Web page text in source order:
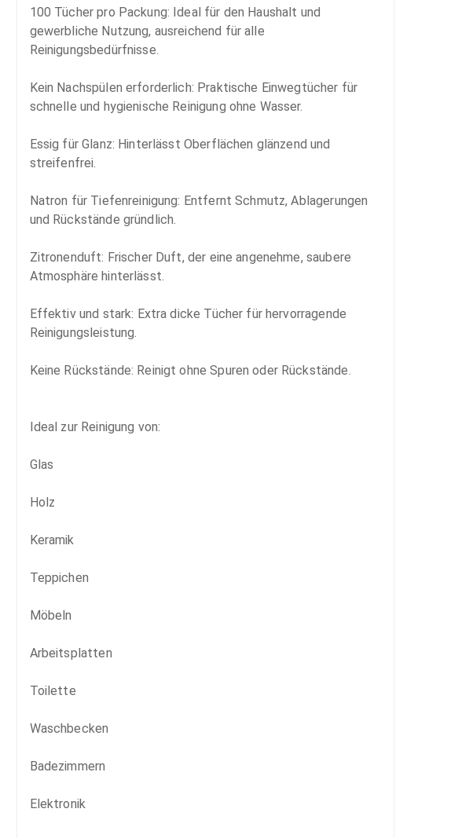
100 Tücher pro Packung: Ideal für den Haushalt und
gewerbliche Nutzung, ausreichend für alle
Reinigungsbedürfnisse.
Kein Nachspülen erforderlich: Praktische Einwegtücher für
schnelle und hygienische Reinigung ohne Wasser.
Essig für Glanz: Hinterlässt Oberflächen glänzend und
streifenfrei.
Natron für Tiefenreinigung: Entfernt Schmutz, Ablagerungen
und Rückstände gründlich.
Zitronenduft: Frischer Duft, der eine angenehme, saubere
Atmosphäre hinterlässt.
Effektiv und stark: Extra dicke Tücher für hervorragende
Reinigungsleistung.
Keine Rückstände: Reinigt ohne Spuren oder Rückstände.
Ideal zur Reinigung von:
Glas
Holz
Keramik
Teppichen
Möbeln
Arbeitsplatten
Toilette
Waschbecken
Badezimmern
Elektronik